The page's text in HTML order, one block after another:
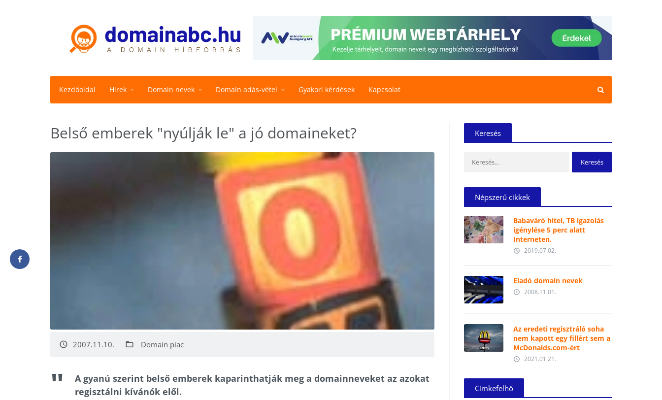
Kezdőoldal Hírek Domain nevek Domain adás-vétel Gyakori kérdések Kapcsolat
Belső emberek "nyúlják le" a jó domaineket?
access_time 2007.11.10. folder_open Domain piac
A gyanú szerint belső emberek kaparinthatják meg a domainneveket az azokat
regisztálni kívánók elől.
Keresés
Népszerű cikkek
Babaváró hitel, TB igazolás
igénylése 5 perc alatt
Interneten.
access_time 2019.07.02.
Eladó domain nevek
access_time 2008.11.01.
Az eredeti regisztráló soha
nem kapott egy fillért sem a
McDonalds.com-ért
access_time 2021.01.21.
Címkefelhő